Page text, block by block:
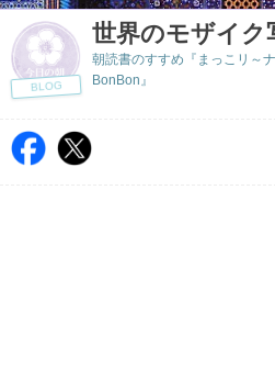
BLOG
世界のモザイク
朝読書のすすめ『まっこリ～
BonBon』